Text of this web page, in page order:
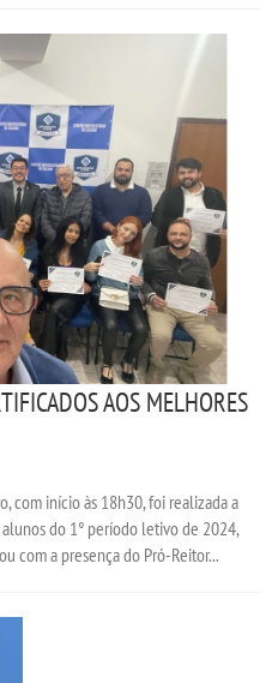
AOS MELHORES
com início às 18h30, foi realizada a
do 1° período letivo de 2024,
com a presença do Pró-Reitor...